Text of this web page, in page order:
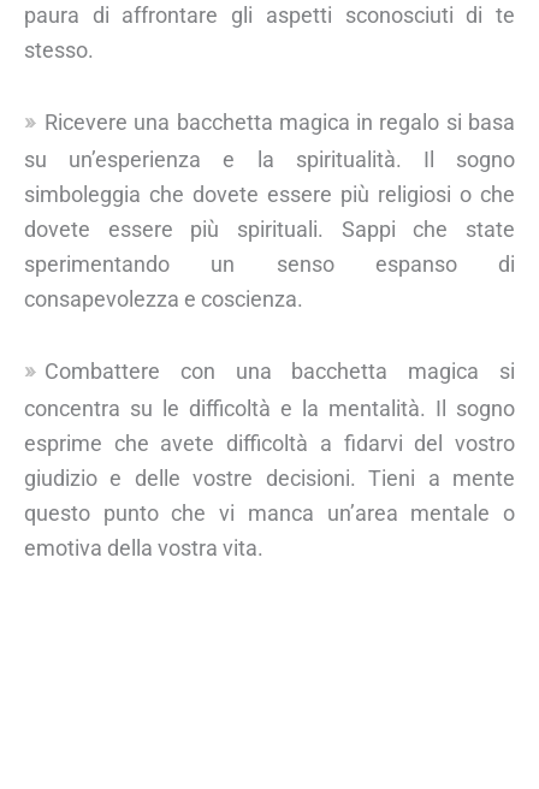
paura di affrontare gli aspetti sconosciuti di te
stesso.
Ricevere una bacchetta magica in regalo si basa
su un’esperienza e la spiritualità. Il sogno
simboleggia che dovete essere più religiosi o che
dovete essere più spirituali. Sappi che state
sperimentando un senso espanso di
consapevolezza e coscienza.
Combattere con una bacchetta magica si
concentra su le difficoltà e la mentalità. Il sogno
esprime che avete difficoltà a fidarvi del vostro
giudizio e delle vostre decisioni. Tieni a mente
questo punto che vi manca un’area mentale o
emotiva della vostra vita.